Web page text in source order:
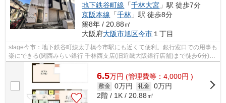
地下鉄谷町線 「千林大宮 」駅 徒歩7分
京阪本線 「千林 」駅 徒歩8分
築8年 / 20.88㎡
大阪府大阪市旭区今市 １丁目
stage今市：地下鉄谷町線太子橋今市駅にも近くて便利。銀行窓口での用事も
楽にできる(関西みらい銀行 千林西支店(旧近畿大阪銀行店舗)まで徒歩6分)。
この物件は駅から徒歩5分のアパー...
6.5万円 (管理費等：4,000円 )
敷金 0万円 礼金 0万円
2階 / 1K / 20.88㎡